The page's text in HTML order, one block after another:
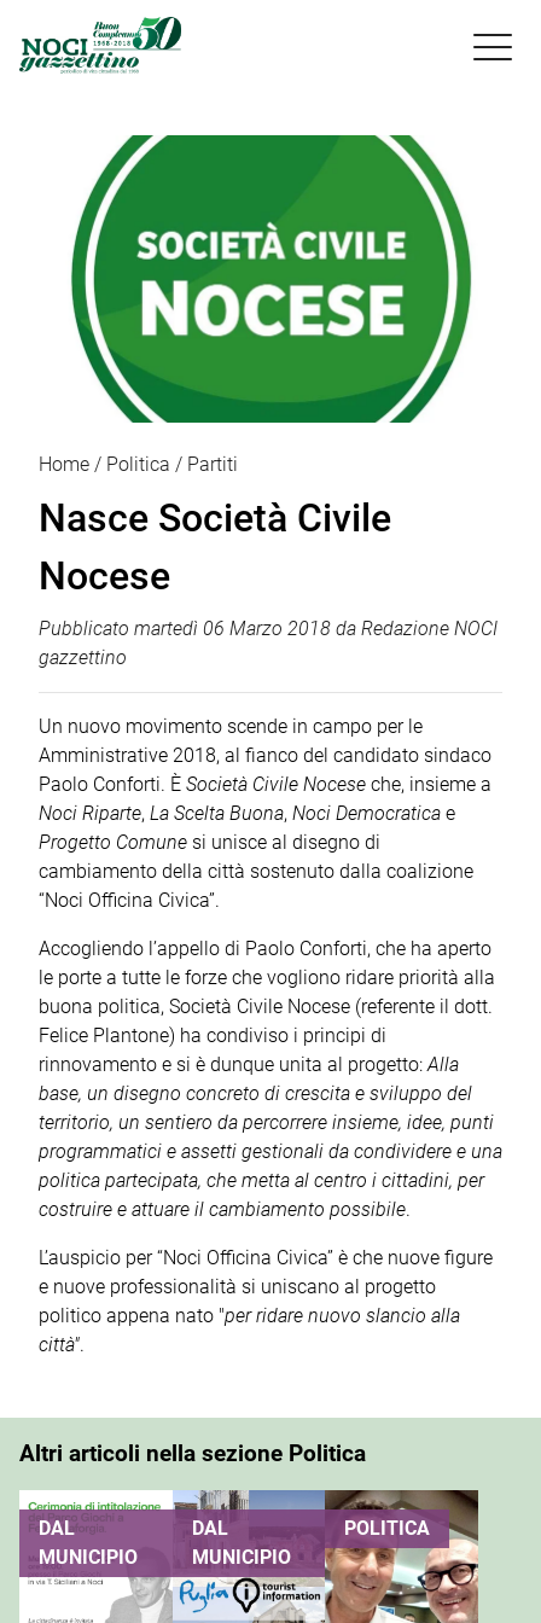

Home Politica Partiti
Nasce Società Civile
Nocese
Pubblicato martedì 06 Marzo 2018 da Redazione NOCI
gazzettino
Un nuovo movimento scende in campo per le
Amministrative 2018, al fianco del candidato sindaco
Paolo Conforti. È Società Civile Nocese che, insieme a
Noci Riparte, La Scelta Buona, Noci Democratica e
Progetto Comune si unisce al disegno di
cambiamento della città sostenuto dalla coalizione
“Noci Officina Civica”.
Accogliendo l’appello di Paolo Conforti, che ha aperto
le porte a tutte le forze che vogliono ridare priorità alla
buona politica, Società Civile Nocese (referente il dott.
Felice Plantone) ha condiviso i principi di
rinnovamento e si è dunque unita al progetto:Alla
base, un disegno concreto di crescita e sviluppo del
territorio, un sentiero da percorrere insieme, idee, punti
programmatici e assetti gestionali da condividere e una
politica partecipata, che metta al centro i cittadini, per
costruire e attuare il cambiamento possibile.
L’auspicio per “Noci Officina Civica” è che nuove figure
e nuove professionalità si uniscano al progetto
politico appena nato "per ridare nuovo slancio alla
città".
Altri articoli nella sezione Politica
DAL
MUNICIPIO
DAL
MUNICIPIO
POLITICA